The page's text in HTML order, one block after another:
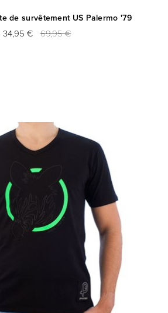
de survêtement US Palermo '79
34,95 € 69,95 €